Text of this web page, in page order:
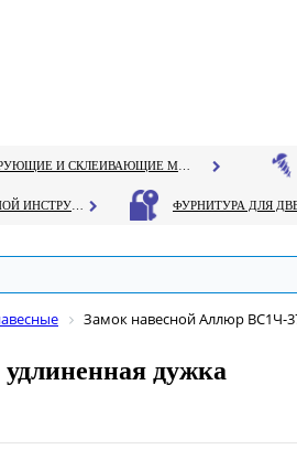
Замок навесной Аллюр ВС1Ч-
дужка